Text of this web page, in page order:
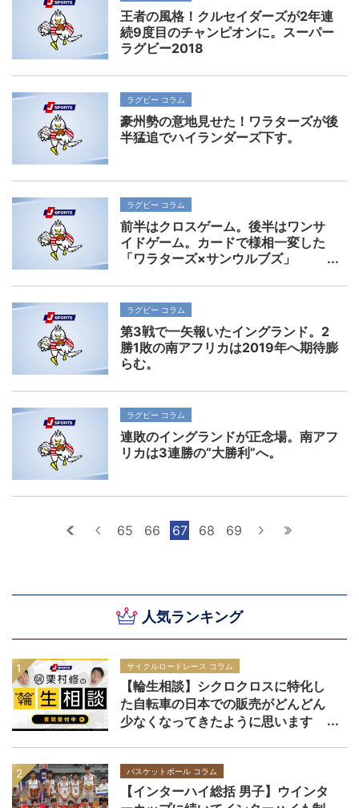
人気ランキング
サイクルロードレース コラム
【輪生相談】シクロクロスに特化し
た自転車の日本での販売がどんどん
少なくなってきたように思います
バスケットボール コラム
【インターハイ総括 男子】ウインタ
王者の風格！クルセイダーズが2年連
続9度目のチャンピオンに。スーパー
ラグビー2018
ラグビー コラム
豪州勢の意地見せた！ワラターズが後
半猛追でハイランダーズ下す。
ラグビー コラム
前半はクロスゲーム。後半はワンサ
イドゲーム。カードで様相一変した
「ワラターズ×サンウルブズ」
ラグビー コラム
第3戦で一矢報いたイングランド。2
勝1敗の南アフリカは2019年へ期待膨
らむ。
ラグビー コラム
連敗のイングランドが正念場。南アフ
リカは3連勝の“大勝利”へ。
最初へ前へ
65 66 67 68 69 次へ